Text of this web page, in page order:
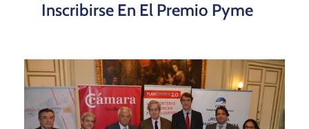
Inscribirse En El Premio Pyme